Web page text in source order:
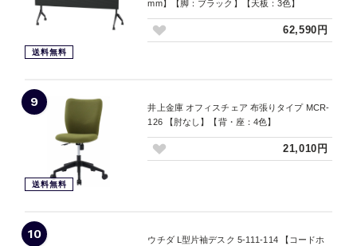
送料無料
mm】【脚：ブラック】【天板：3色】
62,590円
9
送料無料
井上金庫 オフィスチェア 布張りタイプ MCR-
126 【肘なし】【背・座：4色】
21,010円
10
ウチダ L型片袖デスク 5-111-114 【コードホ